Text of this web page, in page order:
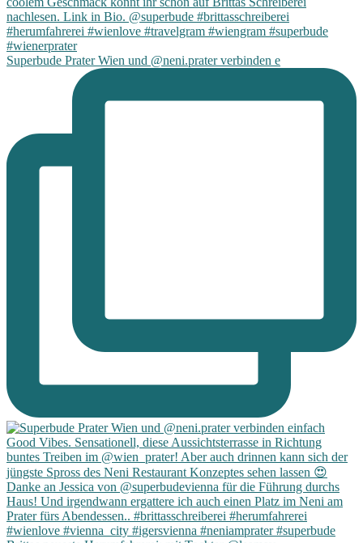
Superbude Prater Wien und @neni.prater verbinden e